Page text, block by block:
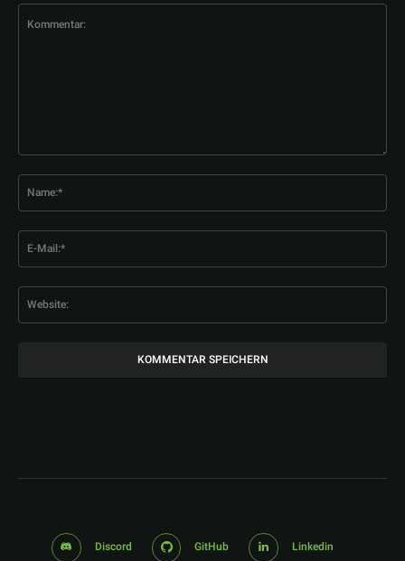
Discord GitHub Linkedin